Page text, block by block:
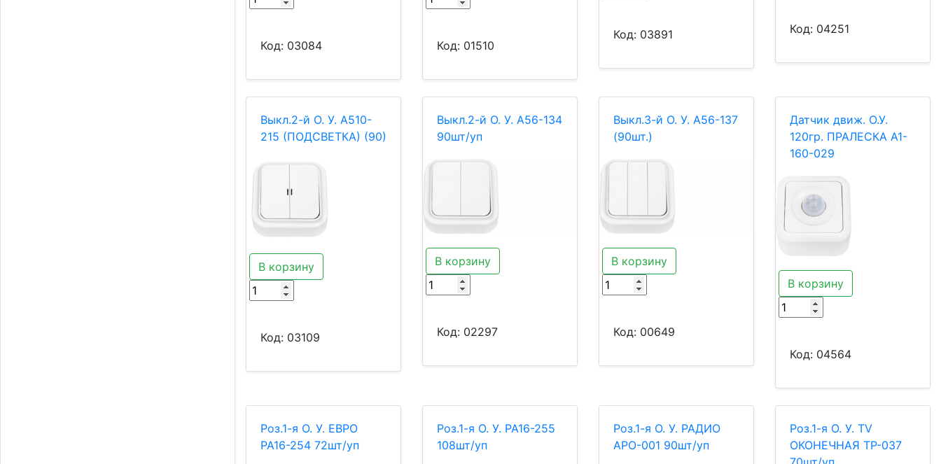
Код: 03084 Код: 01510
Код: 03891 Код: 04251
Выкл.2-й О. У. А510-
215 (ПОДСВЕТКА) (90)
В корзину
Код: 03109
Выкл.2-й О. У. А56-134
90шт/уп
В корзину
Код: 02297
Выкл.3-й О. У. А56-137
(90шт.)
В корзину
Код: 00649
Датчик движ. О.У.
120гр. ПРАЛЕСКА А1-
160-029
В корзину
Код: 04564
Роз.1-я О. У. ЕВРО
РА16-254 72шт/уп
Роз.1-я О. У. РА16-255
108шт/уп
Роз.1-я О. У. РАДИО
АРО-001 90шт/уп
Роз.1-я О. У. ТV
ОКОНЕЧНАЯ ТР-037